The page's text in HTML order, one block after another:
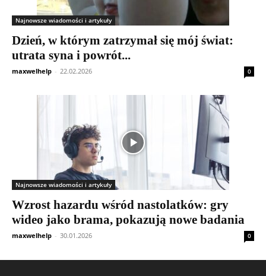
Najnowsze wiadomości i artykuły
Dzień, w którym zatrzymał się mój świat:
utrata syna i powrót...
maxwelhelp - 22.02.2026 0
Najnowsze wiadomości i artykuły
Wzrost hazardu wśród nastolatków: gry
wideo jako brama, pokazują nowe badania
maxwelhelp - 30.01.2026 0